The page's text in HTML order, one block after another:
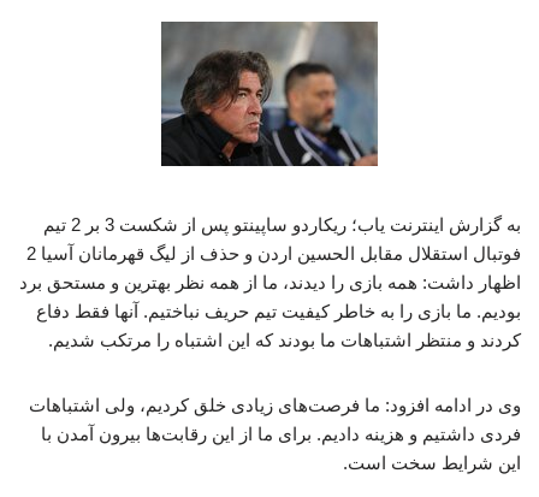
به گزارش اینترنت یاب؛ ریکاردو ساپینتو پس از شکست 3 بر 2 تیم
فوتبال استقلال مقابل الحسین اردن و حذف از لیگ قهرمانان آسیا 2
اظهار داشت: همه بازی را دیدند، ما از همه نظر بهترین و مستحق برد
بودیم. ما بازی را به خاطر کیفیت تیم حریف نباختیم. آنها فقط دفاع
کردند و منتظر اشتباهات ما بودند که این اشتباه را مرتکب شدیم.
وی در ادامه افزود: ما فرصت‌های زیادی خلق کردیم، ولی اشتباهات
فردی داشتیم و هزینه دادیم. برای ما از این رقابت‌ها بیرون آمدن با
این شرایط سخت است.